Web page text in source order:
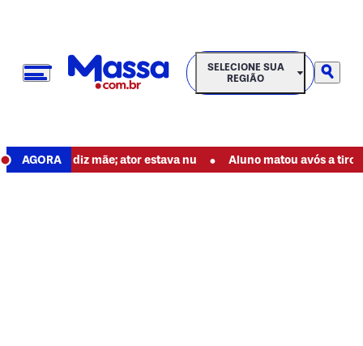
SELECIONE SUA REGIÃO
SELECIONE SUA
REGIÃO
AGORA
dor, diz mãe; ator estava nu • Aluno matou avós a tiros